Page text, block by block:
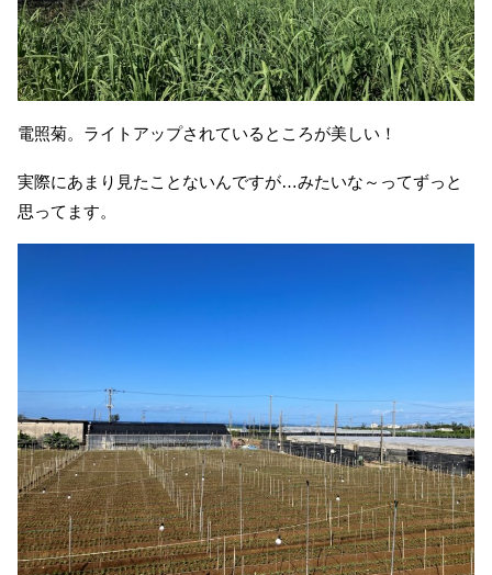
電照菊。ライトアップされているところが美しい！
実際にあまり見たことないんですが…みたいな～ってずっと
思ってます。